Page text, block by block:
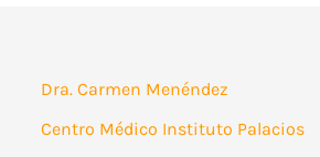
Dra. Carmen Menéndez
Centro Médico Instituto Palacios